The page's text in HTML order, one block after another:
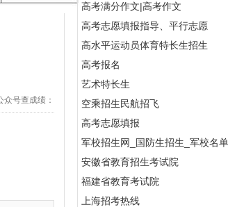
众号查成绩：
高考满分作文|高考作文
高考志愿填报指导、平行志愿
高水平运动员体育特长生招生
高考报名
艺术特长生
空乘招生民航招飞
高考志愿填报
军校招生网_国防生招生_军校名单
安徽省教育招生考试院
福建省教育考试院
上海招考热线